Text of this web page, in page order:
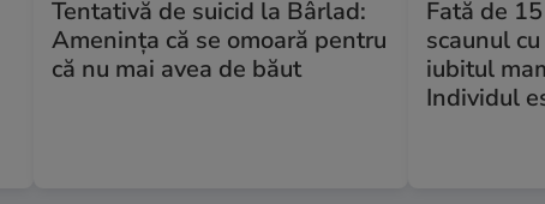
Tentativă de suicid la Bârlad:
Amenința că se omoară pentru
că nu mai avea de băut
Fată de
scaunul
iubitul
Individul